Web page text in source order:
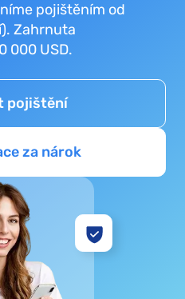
pojištěním od
Zahrnuta
000 USD.
pojištění
za nárok